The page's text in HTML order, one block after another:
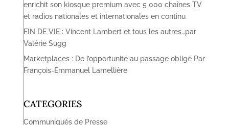
enrichit son kiosque premium avec 5 000 chaînes TV
et radios nationales et internationales en continu
FIN DE VIE : Vincent Lambert et tous les autres…par
Valérie Sugg
Marketplaces : De l’opportunité au passage obligé Par
François-Emmanuel Lamellière
CATEGORIES
Communiqués de Presse